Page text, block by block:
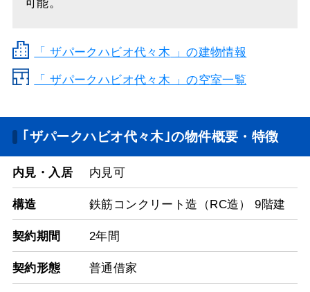
可能。
「ザパークハビオ代々木 」の建物情報
「 ザパークハビオ代々木 」の空室一覧
｢ザパークハビオ代々木｣の物件概要・特徴
内見・入居 内見可
構造 鉄筋コンクリート造（RC造） 9階建
契約期間 2年間
契約形態 普通借家